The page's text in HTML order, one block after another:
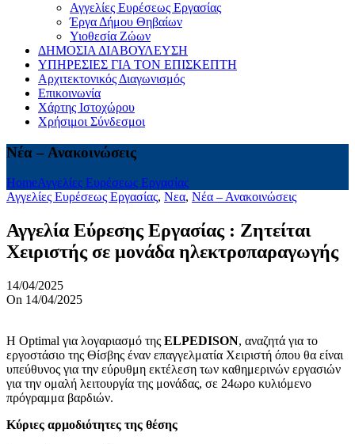
Αγγελίες Ευρέσεως Εργασίας
Έργα Δήμου Θηβαίων
Υιοθεσία Ζώων
ΔΗΜΟΣΙΑ ΔΙΑΒΟΥΛΕΥΣΗ
ΥΠΗΡΕΣΙΕΣ ΓΙΑ ΤΟΝ ΕΠΙΣΚΕΠΤΗ
Αρχιτεκτονικός Διαγωνισμός
Επικοινωνία
Χάρτης Ιστοχώρου
Χρήσιμοι Σύνδεσμοι
Νέα – Ανακοινώσεις
HomeΑγγελίες Ευρέσεως Εργασίας
Αγγελίες Ευρέσεως Εργασίας, Νεα, Νέα – Ανακοινώσεις
Αγγελία Εύρεσης Εργασίας : Ζητείται
Χειριστής σε μονάδα ηλεκτροπαραγωγής
14/04/2025
On 14/04/2025
H Optimal για λογαριασμό της ELPEDISON, αναζητά για το
εργοστάσιο της Θίσβης έναν επαγγελματία Χειριστή όπου θα είναι
υπεύθυνος για την εύρυθμη εκτέλεση των καθημερινών εργασιών
για την ομαλή λειτουργία της μονάδας, σε 24ωρο κυλιόμενο
πρόγραμμα βαρδιών.
Κύριες αρμοδιότητες της θέσης